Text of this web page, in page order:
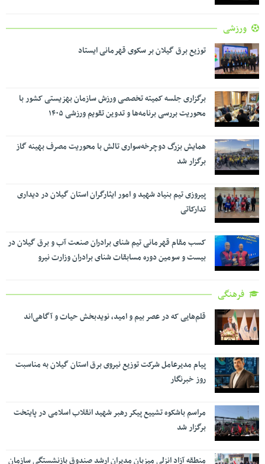
ورزشی
توزیع برق گیلان بر سکوی قهرمانی ایستاد
برگزاری جلسه کمیته تخصصی ورزش سازمان بهزیستی کشور با
محوریت بررسی برنامه‌ها و تدوین تقویم ورزشی ۱۴۰۵
همایش بزرگ دوچرخه‌سواری تالش با محوریت مصرف بهینه گاز
برگزار شد
پیروزی تیم بنیاد شهید و امور ایثارگران استان گیلان در دیداری
تدارکاتی
کسب مقام قهرمانی تیم شنای برادران صنعت آب و برق گیلان در
بیست و سومین دوره مسابقات شنای برادران وزارت نیرو
فرهنگی
قلم‌هایی که در عصر بیم و امید، نویدبخش حیات و آگاهی‌اند
پیام مدیرعامل شرکت توزیع نیروی برق استان گیلان به مناسبت
روز خبرنگار ‌
مراسم باشکوه تشییع پیکر رهبر شهید انقلاب اسلامی در پایتخت
برگزار شد
منطقه آزاد انزلی میزبان مدیران ارشد صندوق بازنشستگی سازمان